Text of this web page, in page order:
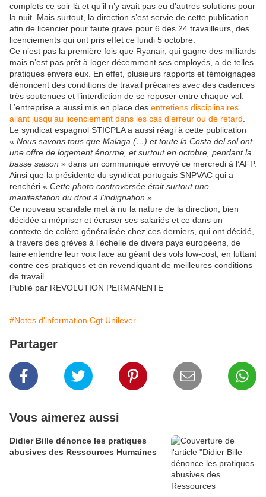
complets ce soir là et qu’il n’y avait pas eu d’autres solutions pour
la nuit. Mais surtout, la direction s’est servie de cette publication
afin de licencier pour faute grave pour 6 des 24 travailleurs, des
licenciements qui ont pris effet ce lundi 5 octobre.
Ce n’est pas la première fois que Ryanair, qui gagne des milliards
mais n’est pas prêt à loger décemment ses employés, a de telles
pratiques envers eux. En effet, plusieurs rapports et témoignages
dénoncent des conditions de travail précaires avec des cadences
très soutenues et l’interdiction de se reposer entre chaque vol.
L’entreprise a aussi mis en place des entretiens disciplinaires
allant jusqu’au licenciement dans les cas d’erreur ou de retard
Le syndicat espagnol STICPLA a aussi réagi à cette publication
« Nous savons tous que Malaga (…) et toute la Costa del sol ont
une offre de logement énorme, et surtout en octobre, pendant la
basse saison » dans un communiqué envoyé ce mercredi à l’AFP.
Ainsi que la présidente du syndicat portugais SNPVAC qui a
renchéri « Cette photo controversée était surtout une
manifestation du droit à l’indignation ».
Ce nouveau scandale met à nu la nature de la direction, bien
décidée a mépriser et écraser ses salariés et ce dans un
contexte de colère généralisée chez ces derniers, qui ont décidé,
à travers des grèves à l’échelle de divers pays européens, de
faire entendre leur voix face au géant des vols low-cost, en luttant
contre ces pratiques et en revendiquant de meilleures conditions
de travail.
Publié par REVOLUTION PERMANENTE
#Notes d'information Cgt Unilever
Partager
Vous aimerez aussi
Didier Bille dénonce les pratiques
abusives des Ressources Humaines